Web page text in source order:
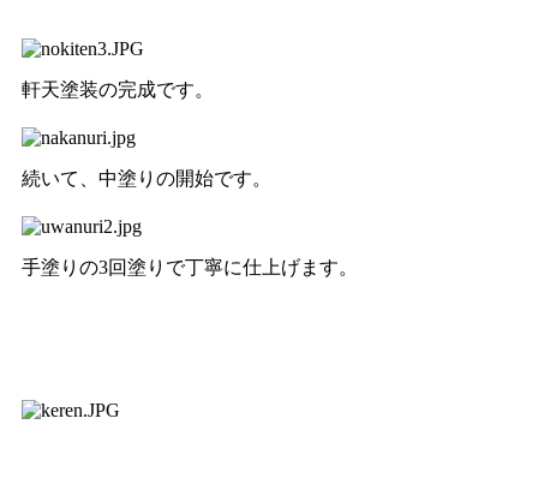
軒天塗装の完成です。
続いて、中塗りの開始です。
手塗りの3回塗りで丁寧に仕上げます。